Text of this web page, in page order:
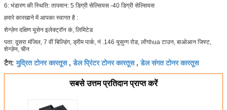
6: भंडारण की स्थिति: तापमान: 5 डिग्री सेल्सियस -40 डिग्री सेल्सियस
हमारे कारखाने में आपका स्वागत है :
शेन्ज़ेन दक्षिण यूसेन इलेक्ट्रॉन कं, लिमिटेड
पता: दूसरा मंजिल, 7 वीं बिल्डिंग, ड्रीम पार्क, नं .146 यूसुन्ग रोड, लोंगhua टाउन, बाओआन जिस्ट,
शेन्ज़ेन, चीन
टैग:मुद्रित टोनर कारतूस,डेल प्रिंटर टोनर कारतूस,डेल संगत टोनर कारतूस
सबसे उत्तम प्रतिदान प्राप्त करें